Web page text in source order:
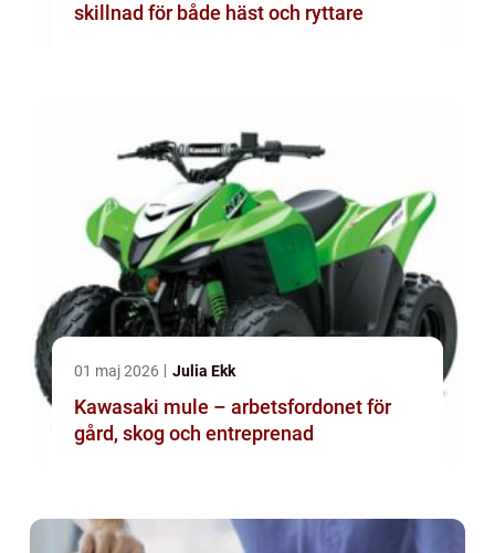
skillnad för både häst och ryttare
01 maj 2026 Julia Ekk
Kawasaki mule – arbetsfordonet för
gård, skog och entreprenad